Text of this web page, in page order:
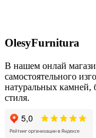
OlesyFurnitura
В нашем онлай
самостоятельного
натуральных камней,
стиля.